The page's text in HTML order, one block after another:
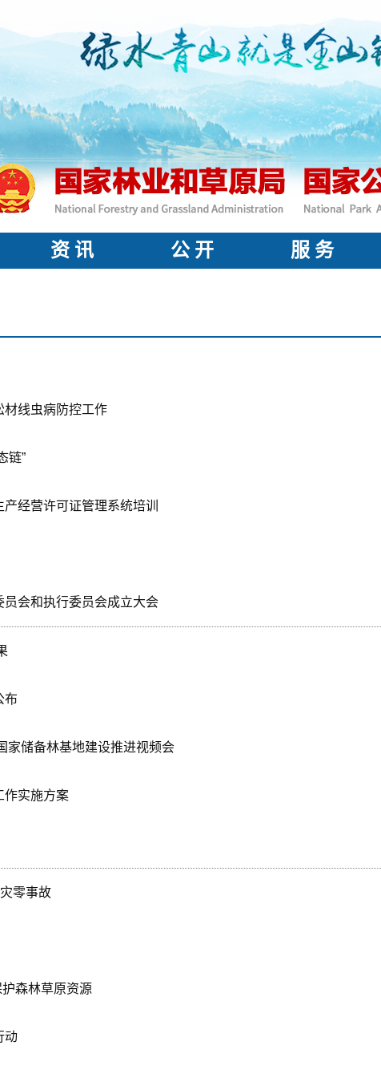
资 讯 公 开 服 务
材线虫病防控工作
链”
经营许可证管理系统培训
会和执行委员会成立大会
布
家储备林基地建设推进视频会
作实施方案
零事故
森林草原资源
动